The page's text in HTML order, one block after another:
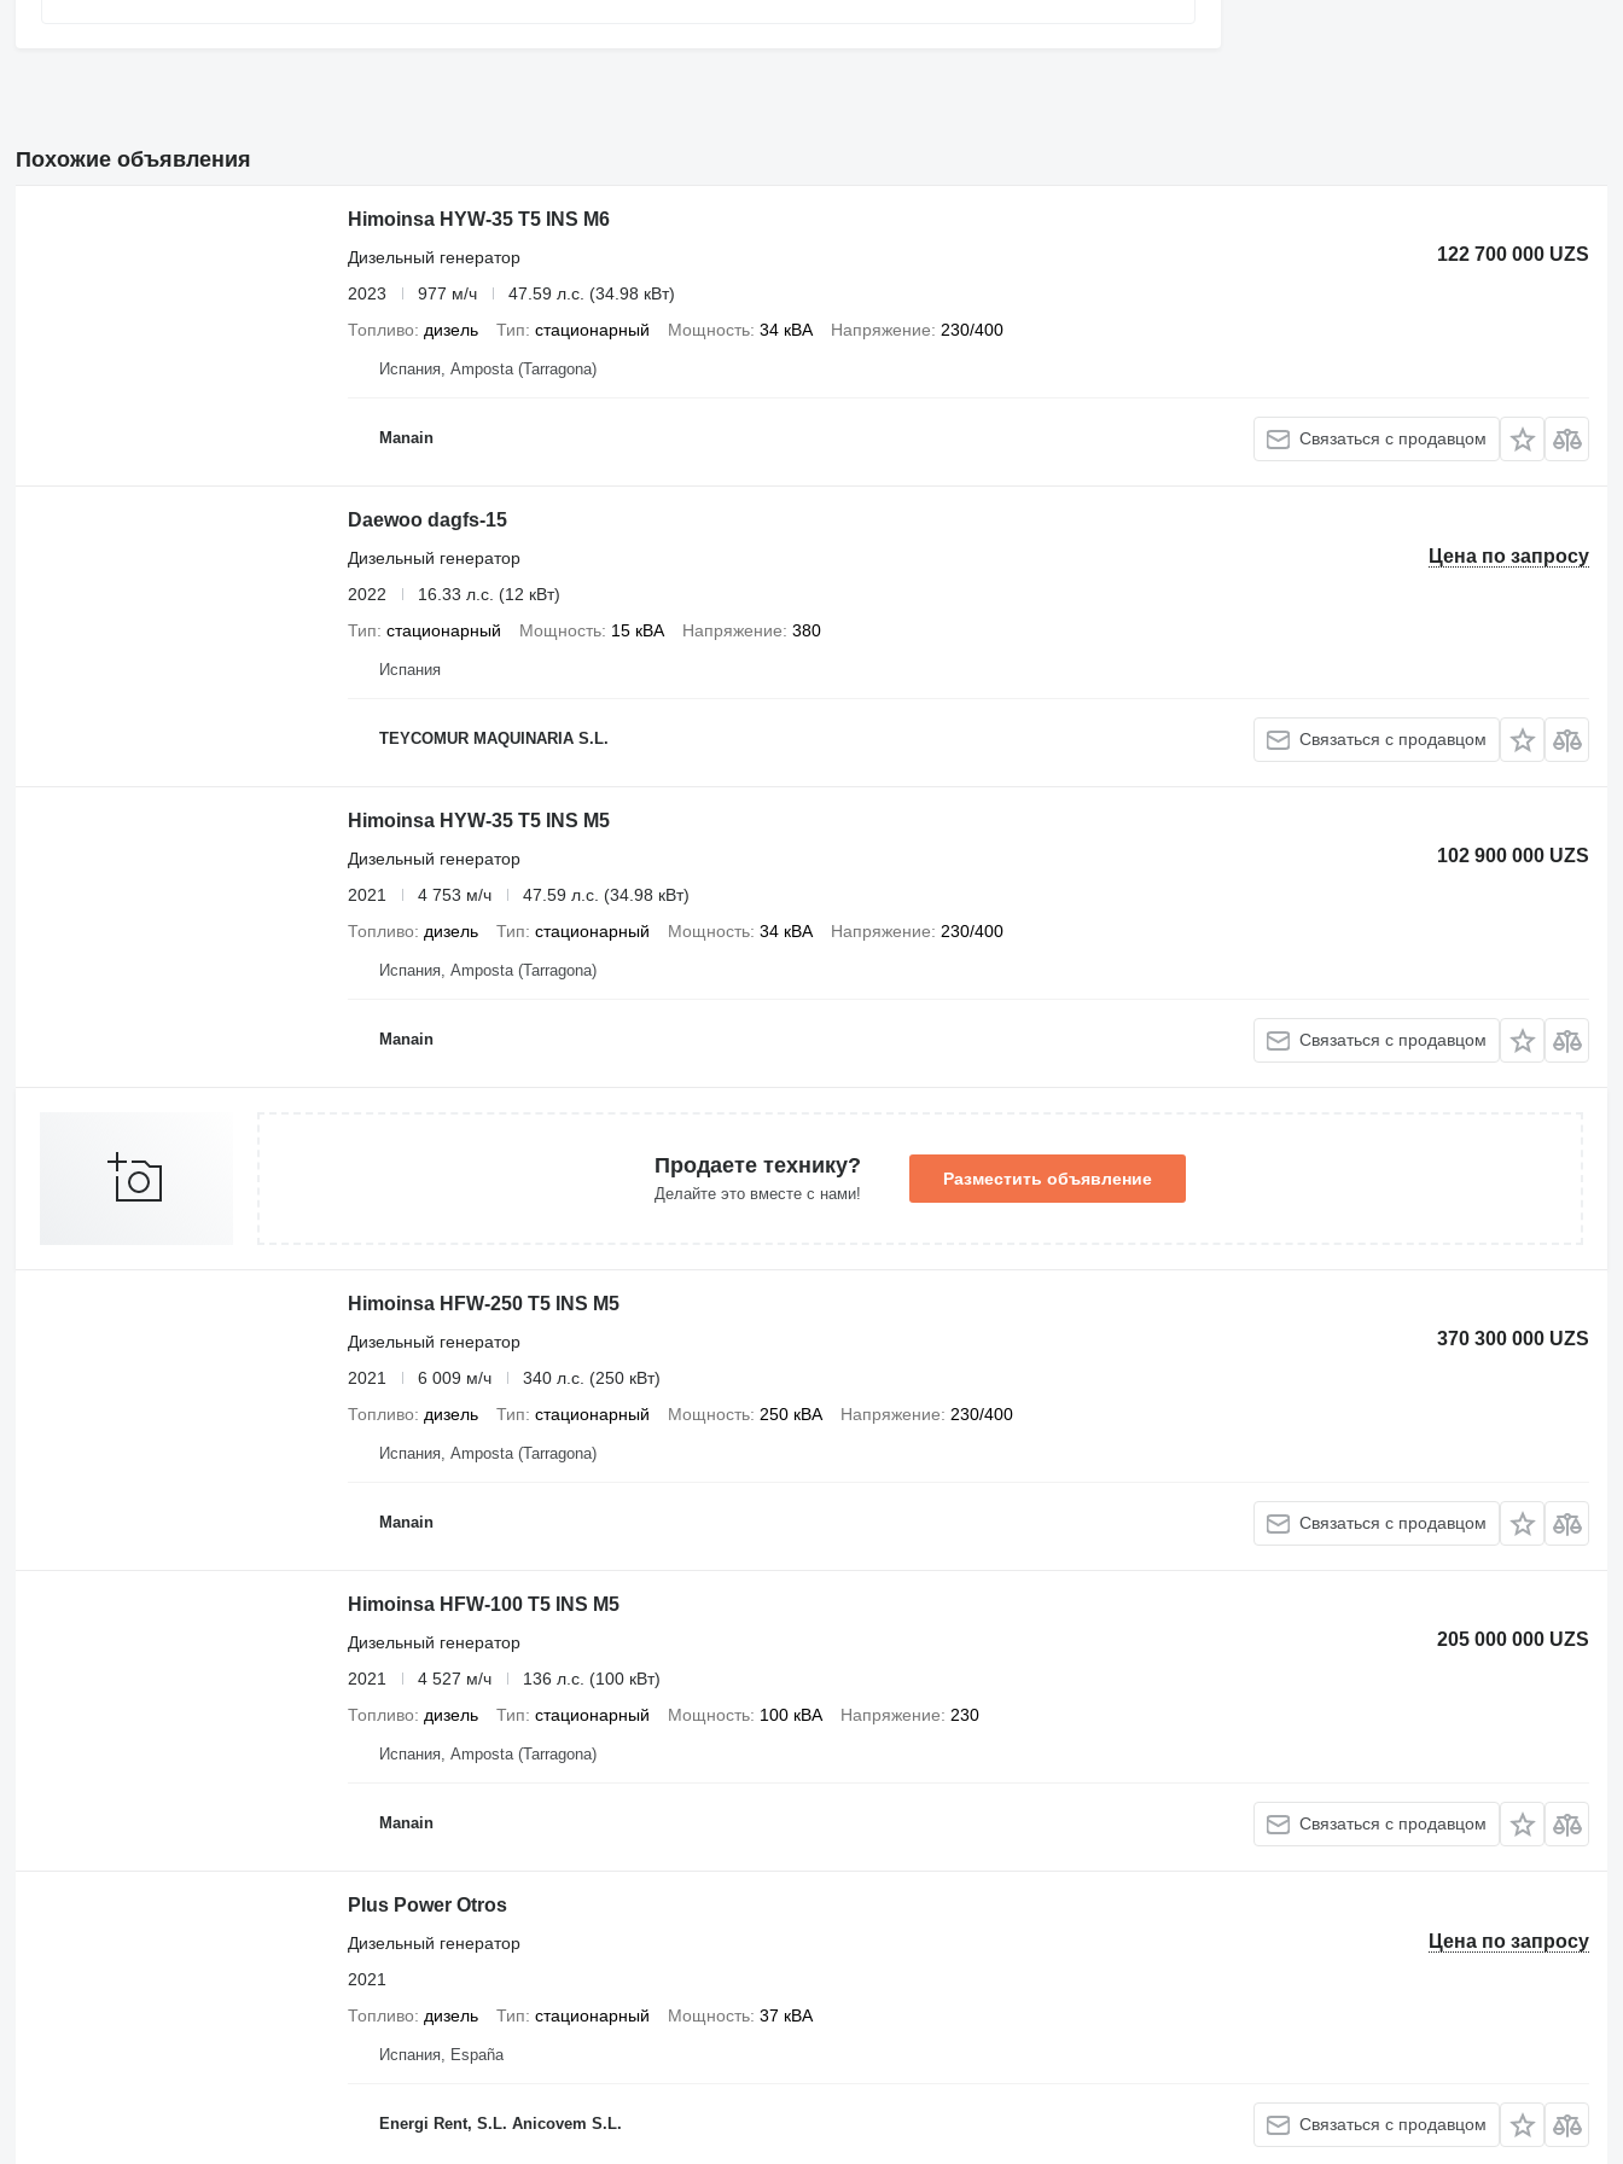
Похожие объявления
Himoinsa HYW-35 T5 INS M6
122 700 000 UZS
Дизельный генератор
2023
977 м/ч
47.59 л.с. (34.98 кВт)
Топливо
дизель Тип стационарный Мощность 34 кВА Напряжение 230/400
Испания, Amposta (Tarragona)
Manain Связаться с продавцом
Daewoo dagfs-15
Цена по запросу
Дизельный генератор
2022
16.33 л.с. (12 кВт)
Тип стационарный Мощность 15 кВА Напряжение 380
Испания
TEYCOMUR MAQUINARIA S.L. Связаться с продавцом
Himoinsa HYW-35 T5 INS M5
102 900 000 UZS
Дизельный генератор
2021
4 753 м/ч
47.59 л.с. (34.98 кВт)
Топливо
дизель Тип стационарный Мощность 34 кВА Напряжение 230/400
Испания, Amposta (Tarragona)
Manain Связаться с продавцом
Продаете технику?
Делайте это вместе с нами!
Разместить объявление
Himoinsa HFW-250 T5 INS M5
370 300 000 UZS
Дизельный генератор
2021
6 009 м/ч
340 л.с. (250 кВт)
Топливо
дизель Тип стационарный Мощность 250 кВА Напряжение 230/400
Испания, Amposta (Tarragona)
Manain Связаться с продавцом
Himoinsa HFW-100 T5 INS M5
205 000 000 UZS
Дизельный генератор
2021
4 527 м/ч
136 л.с. (100 кВт)
Топливо
дизель Тип стационарный Мощность 100 кВА Напряжение 230
Испания, Amposta (Tarragona)
Manain Связаться с продавцом
Plus Power Otros
Цена по запросу
Дизельный генератор
2021
Топливо
дизель Тип стационарный Мощность 37 кВА
Испания, España
Energi Rent, S.L. Anicovem S.L. Связаться с продавцом